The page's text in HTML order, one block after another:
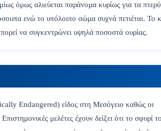
όμως αλιεύεται παράνομα κυρίως για τα
ενώ το υπόλοιπο σώμα συχνά πετιέται. Το
να συγκεντρώνει υψηλά ποσοστά ουρίας.
Endangered) είδος στη Μεσόγειο καθώς οι
μελέτες έχουν δείξει ότι το σφυρί